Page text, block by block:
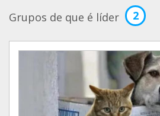
Grupos de que é líder 2